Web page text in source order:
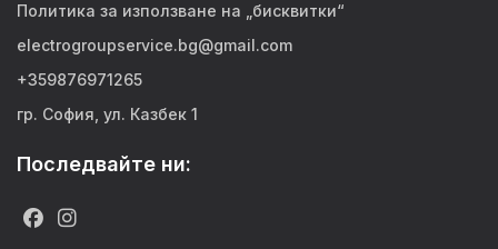
Политика за използване на „бисквитки“
electrogroupservice.bg@gmail.com
+359876971265
гр. София, ул. Казбек 1
Последвайте ни: